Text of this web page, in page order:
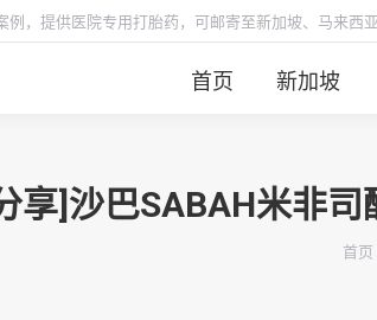
，提供医院专用打胎药，可邮寄至新加坡、马来西
首页 新加坡
享]沙巴SABAH米非
你
首页